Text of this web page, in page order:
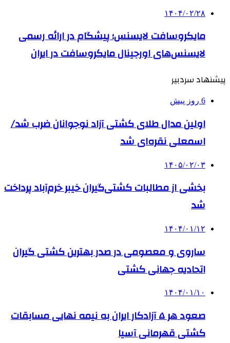
۱۴۰۴/۰۲/۲۸
مایکروسافت لایسنس؛ پیشگام در ارائه رسمی
لایسنس‌های اورجینال مایکروسافت در ایران
پیشنهاد سردبیر
6 روز پیش
اولین مدال طلای کشتی آزاد نوجوانان ضرب شد/
اسمعلی نقره‌ای شد
۱۴۰۵/۰۲/۰۳
بخشی از مطالبات کشتی‌گیران خیبر خرم‌آباد پرداخت
شد
۱۴۰۴/۰۱/۱۲
ساروی و معصومی در صدر بهترین کشتی گیران
اتحادیه جهانی کشتی
۱۴۰۴/۰۱/۱۰
صعود هر ۵ آزادکار ایران به نیمه نهایی مسابقات
کشتی قهرمانی آسیا